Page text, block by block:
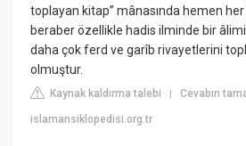
toplayan kitap” mânasında hemen
beraber özellikle hadis ilminde bir
daha çok ferd ve garîb rivayetlerini
olmuştur.
Kaynak kaldırma talebi |Cevabın
islamansiklopedisi.org.tr